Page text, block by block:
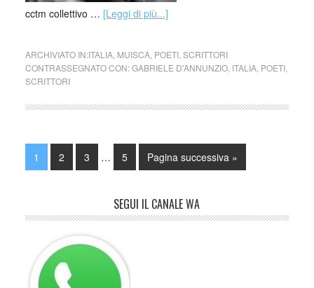
cctm collettivo … [Leggi di più...]
ARCHIVIATO IN:ITALIA, MUISCA, POETI, SCRITTORI
CONTRASSEGNATO CON:GABRIELE D'ANNUNZIO, ITALIA, POETI,
SCRITTORI
1 2 3 … 5 Pagina successiva »
SEGUI IL CANALE WA